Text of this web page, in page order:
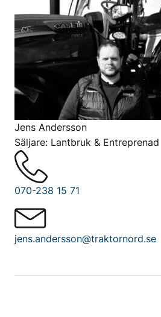
Jens Andersson
Säljare: Lantbruk & Entreprenad
070-238 15 71
jens.andersson@traktornord.se